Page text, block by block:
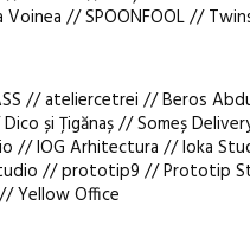
// SPOONFOOL //
// ateliercetrei // Beros
și Țigănaș // Someș
// IOG Arhitectura // Ioka
// prototip9 // Prototip
Yellow Office